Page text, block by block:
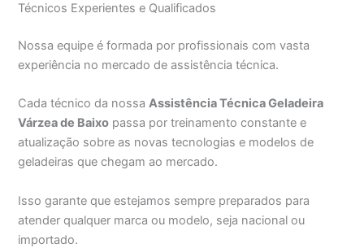
Técnicos Experientes e Qualificados
Nossa equipe é formada por profissionais com vasta
experiência no mercado de assistência técnica.
Cada técnico da nossaAssistência Técnica Geladeira
Várzea de Baixo passa por treinamento constante e
atualização sobre as novas tecnologias e modelos de
geladeiras que chegam ao mercado.
Isso garante que estejamos sempre preparados para
atender qualquer marca ou modelo, seja nacional ou
importado.